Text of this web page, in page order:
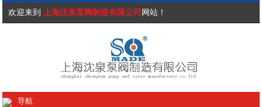
欢迎来到 上海沈泉泵阀制造有限公司 网站！
导航